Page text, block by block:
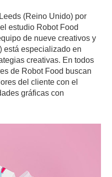
(Reino Unido) por
estudio Robot Food
de nueve creativos y
está especializado en
creativas. En todos
de Robot Food buscan
del cliente con el
gráficas con